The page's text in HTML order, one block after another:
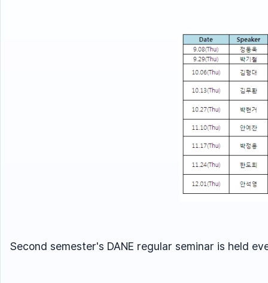
Second semester's DANE regular seminar is held